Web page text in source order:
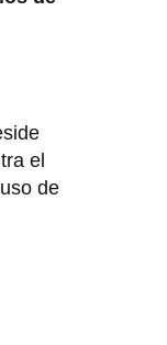
el
de